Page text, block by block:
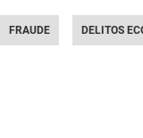
FRAUDE DELITOS